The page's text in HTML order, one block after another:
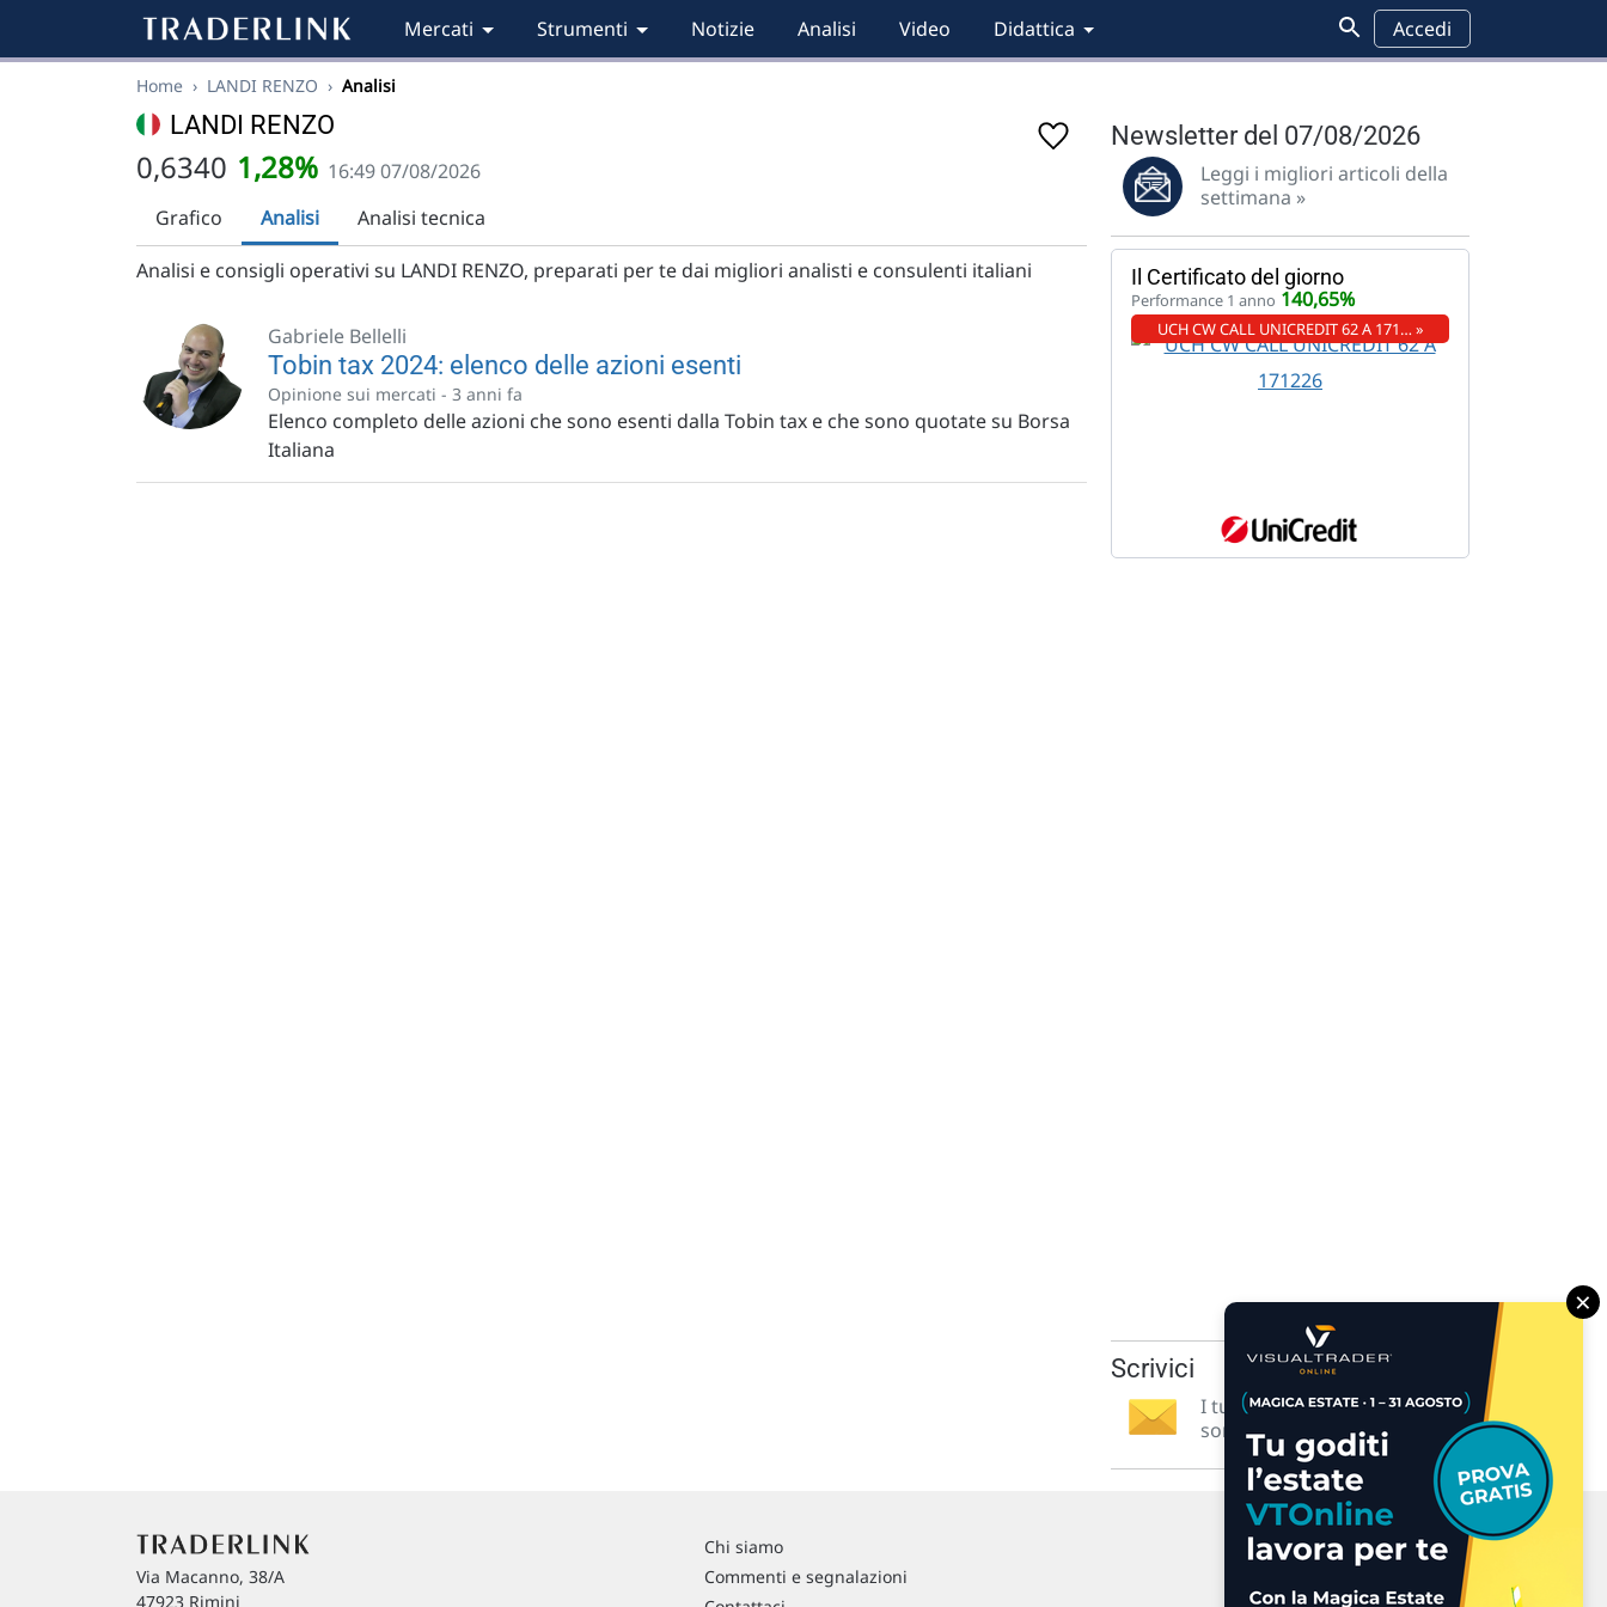
Mercati Strumenti Notizie Analisi Video Didattica Accedi
Home › LANDI RENZO › Analisi
LANDI RENZO
0,6340 1,28% 16:49 07/08/2026
Grafico
Analisi
Analisi tecnica
Analisi e consigli operativi su LANDI RENZO, preparati per te dai migliori analisti e consulenti italiani
Gabriele Bellelli
Tobin tax 2024: elenco delle azioni esenti
Opinione sui mercati - 3 anni fa
Elenco completo delle azioni che sono esenti dalla Tobin tax e che sono quotate su Borsa
Italiana
Newsletter del 07/08/2026
Leggi i migliori articoli della
settimana »
Il Certificato del giorno
Performance 1 anno 140,65%
UCH CW CALL UNICREDIT 62 A 171… »
Scrivici
I tuoi suggerimenti per noi
sono preziosi e molto utili! »
Via Macanno, 38/A
47923 Rimini
Chi siamo
Commenti e segnalazioni
×